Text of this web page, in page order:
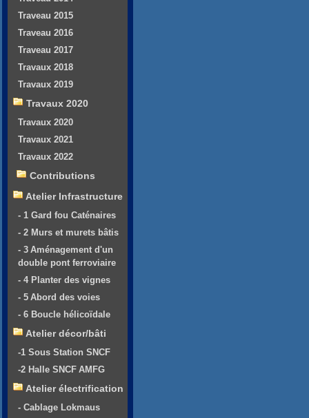
Traveau 2015
Traveau 2016
Traveau 2017
Travaux 2018
Travaux 2019
Travaux 2020
Travaux 2020
Travaux 2021
Travaux 2022
Contributions
Atelier Infrastructure
- 1 Gard fou Caténaires
- 2 Murs et murets bâtis
- 3 Aménagement d'un
double pont ferroviaire
- 4 Planter des vignes
- 5 Abord des voies
- 6 Boucle hélicoïdale
Atelier décor/bâti
-1 Sous Station SNCF
-2 Halle SNCF AMFG
Atelier électrification
- Cablage Lokmaus